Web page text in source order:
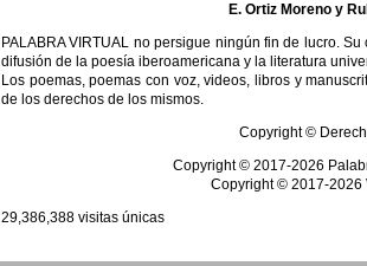
E. Ortiz Moreno y
PALABRA VIRTUAL no persigue ningún fin de lucro.
difusión de la poesía iberoamericana y la literatura
Los poemas, poemas con voz, videos, libros y
de los derechos de los mismos.
Copyright ©
Copyright © 2017-2026
Copyright © 2017-2026
29,386,388 visitas únicas